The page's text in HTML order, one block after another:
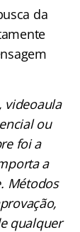
da
videoaula
ou
foi a
a
Métodos
qualquer